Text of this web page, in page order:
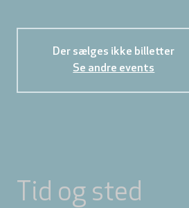
Der sælges ikke billetter
Se andre events
Tid og sted